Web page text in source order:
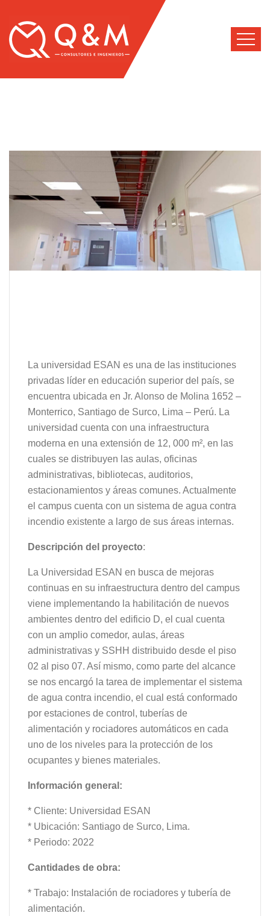
La universidad ESAN es una de las instituciones
privadas líder en educación superior del país, se
encuentra ubicada en Jr. Alonso de Molina 1652 –
Monterrico, Santiago de Surco, Lima – Perú. La
universidad cuenta con una infraestructura
moderna en una extensión de 12, 000 m², en las
cuales se distribuyen las aulas, oficinas
administrativas, bibliotecas, auditorios,
estacionamientos y áreas comunes. Actualmente
el campus cuenta con un sistema de agua contra
incendio existente a largo de sus áreas internas.
Descripción del proyecto:
La Universidad ESAN en busca de mejoras
continuas en su infraestructura dentro del campus
viene implementando la habilitación de nuevos
ambientes dentro del edificio D, el cual cuenta
con un amplio comedor, aulas, áreas
administrativas y SSHH distribuido desde el piso
02 al piso 07. Así mismo, como parte del alcance
se nos encargó la tarea de implementar el sistema
de agua contra incendio, el cual está conformado
por estaciones de control, tuberías de
alimentación y rociadores automáticos en cada
uno de los niveles para la protección de los
ocupantes y bienes materiales.
Información general:
* Cliente: Universidad ESAN
* Ubicación: Santiago de Surco, Lima.
* Periodo: 2022
Cantidades de obra:
* Trabajo: Instalación de rociadores y tubería de
alimentación.